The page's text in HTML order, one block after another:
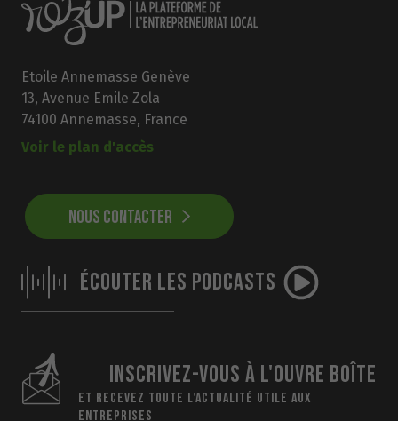
Etoile Annemasse Genève
13, Avenue Emile Zola
74100 Annemasse, France
Voir le plan d'accès
NOUS CONTACTER
ÉCOUTER LES PODCASTS
INSCRIVEZ-VOUS À L'OUVRE BOÎTE
ET RECEVEZ TOUTE L’ACTUALITÉ UTILE AUX
ENTREPRISES